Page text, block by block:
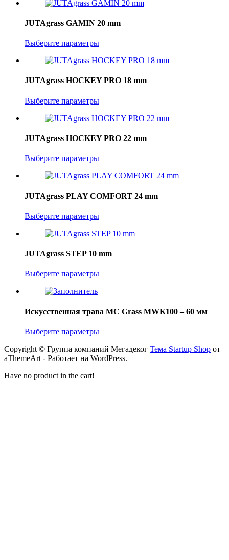
JUTAgrass GAMIN 20 mm
Выберите параметры
JUTAgrass HOCKEY PRO 18 mm
Выберите параметры
JUTAgrass HOCKEY PRO 22 mm
Выберите параметры
JUTAgrass PLAY COMFORT 24 mm
Выберите параметры
JUTAgrass STEP 10 mm
Выберите параметры
Искусственная трава MC Grass MWK100 – 60 мм
Выберите параметры
Copyright © Группа компаний Мегадеког Тема Startup Shop от
aThemeArt - Работает на WordPress.
Have no product in the cart!